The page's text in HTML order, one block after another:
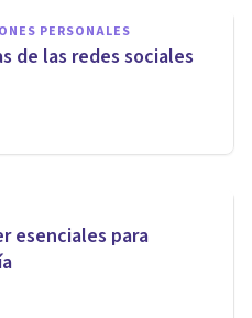
PERSONALES
de las redes sociales
y el
perdiendo
esenciales para